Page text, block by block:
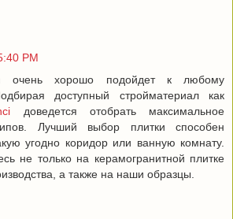
PM
очень хорошо подойдет к любому
доступный стройматериал как
доведется отобрать максимальное
Лучший выбор плитки способен
угодно коридор или ванную комнату.
не только на керамогранитной плитке
а также на наши образцы.